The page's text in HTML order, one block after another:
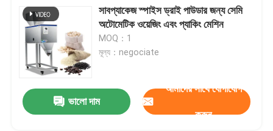
সাবপ্যাকেজ স্পাইস ড্রাই পাউডার জন্য সেমি
অটোমেটিক ওয়েজিং এবং প্যাকিং মেশিন
MOQ：1
মূল্য：negociate
ভালো দাম
আমাদের সাথে যোগাযোগ
করুন